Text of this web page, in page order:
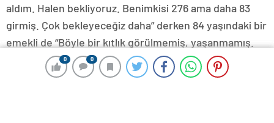
0 0
0 0
aldım. Halen bekliyoruz. Benimkisi 276 ama daha 83
girmiş. Çok bekleyeceğiz daha” derken 84 yaşındaki bir
emekli de “Böyle bir kıtlık görülmemiş, yaşanmamış.
Türkiye bir tarım ülkesidir ama tarımı bitirdiler.
Bugünden sonra insanlar bunu yaşayacak olursa